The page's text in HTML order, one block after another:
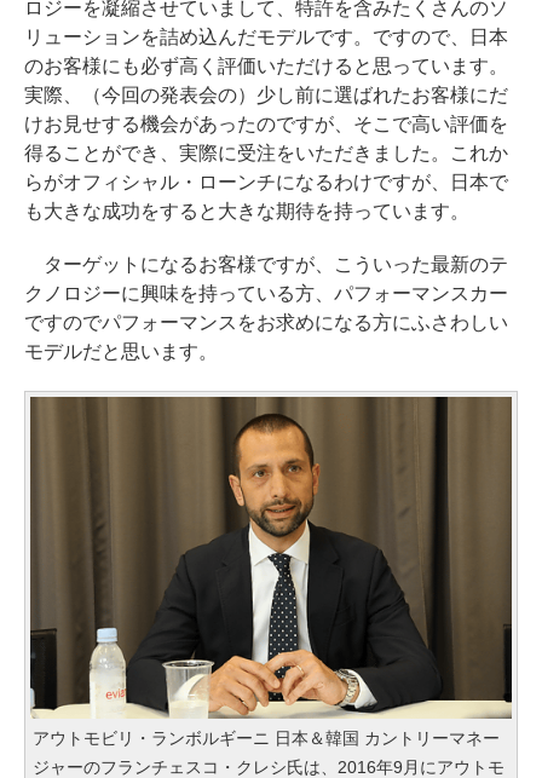
ロジーを凝縮させていまして、特許を含みたくさんのソ
リューションを詰め込んだモデルです。ですので、日本
のお客様にも必ず高く評価いただけると思っています。
実際、（今回の発表会の）少し前に選ばれたお客様にだ
けお見せする機会があったのですが、そこで高い評価を
得ることができ、実際に受注をいただきました。これか
らがオフィシャル・ローンチになるわけですが、日本で
も大きな成功をすると大きな期待を持っています。
ターゲットになるお客様ですが、こういった最新のテ
クノロジーに興味を持っている方、パフォーマンスカー
ですのでパフォーマンスをお求めになる方にふさわしい
モデルだと思います。
アウトモビリ・ランボルギーニ 日本＆韓国 カントリーマネー
ジャーのフランチェスコ・クレシ氏は、2016年9月にアウトモ